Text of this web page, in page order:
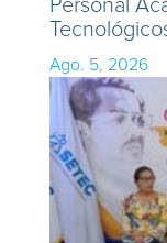
Personal
Ago. 5, 2026